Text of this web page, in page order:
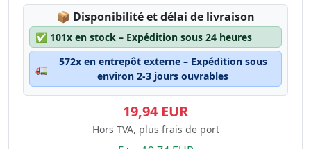
📦 Lagerstatus:
Disponibilité et délai de livraison
✅ 101x en stock – Expédition sous 24 heures
🚛
572x en entrepôt externe – Expédition sous
environ 2-3 jours ouvrables
19,94 EUR
Hors TVA, plus frais de port